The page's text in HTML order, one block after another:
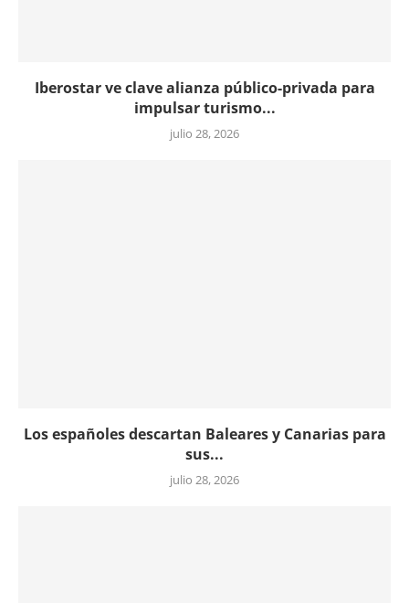
Iberostar ve clave alianza público-privada para
impulsar turismo...
julio 28, 2026
Los españoles descartan Baleares y Canarias para
sus...
julio 28, 2026